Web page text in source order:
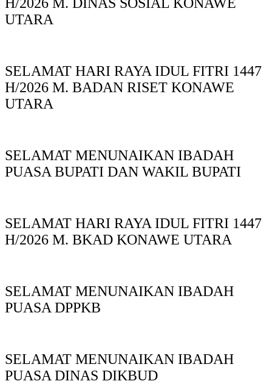
H/2026 M. DINAS SOSIAL KONAWE
UTARA
SELAMAT HARI RAYA IDUL FITRI 1447
H/2026 M. BADAN RISET KONAWE
UTARA
SELAMAT MENUNAIKAN IBADAH
PUASA BUPATI DAN WAKIL BUPATI
SELAMAT HARI RAYA IDUL FITRI 1447
H/2026 M. BKAD KONAWE UTARA
SELAMAT MENUNAIKAN IBADAH
PUASA DPPKB
SELAMAT MENUNAIKAN IBADAH
PUASA DINAS DIKBUD